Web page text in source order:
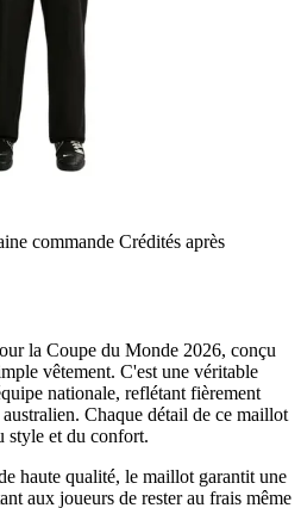
commande Crédités après
la Coupe du Monde 2026, conçu
vêtement. C'est une véritable
nationale, reflétant fièrement
Chaque détail de ce maillot
style et du confort.
haute qualité, le maillot garantit une
aux joueurs de rester au frais même